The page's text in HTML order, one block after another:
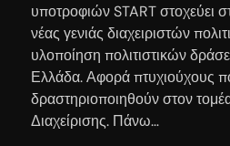
υποτροφιών START στοχεύει
νέας γενιάς διαχειριστών
υλοποίηση πολιτιστικών
Ελλάδα. Αφορά πτυχιούχους
δραστηριοποιηθούν στον
Διαχείρισης. Πάνω…